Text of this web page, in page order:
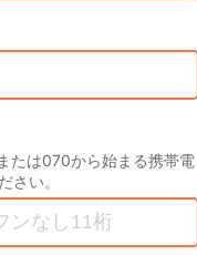
たは070から始まる携帯電
さい。